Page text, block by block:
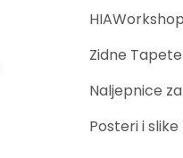
Zidne Tapete
Naljepnice
Posteri i